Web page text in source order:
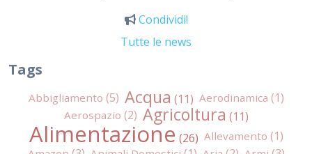
Condividi!
Tutte le news
Tags
Abbigliamento Acqua
Aerodinamica
Aerospazio
Agricoltura
Alimentazione
Allevamento